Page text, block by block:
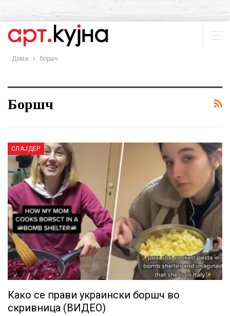
Дома боршч
Боршч
СЛАЈДЕР
Како се прави украински боршч во
скривница (ВИДЕО)